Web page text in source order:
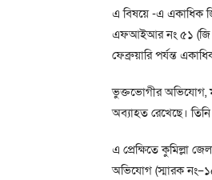
এ বিষয়ে -এ একাধিক
এফআইআর নং ৫১ (জি
ফেব্রুয়ারি পর্যন্ত
ভুক্তভোগীর অভিযোগ,
অব্যাহত রেখেছে।
এ প্রেক্ষিতে কুমিল্লা
অভিযোগ (স্মারক